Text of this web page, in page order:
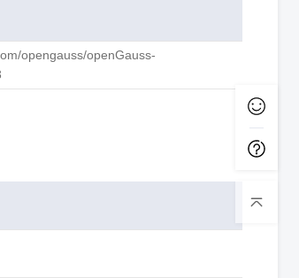
opengauss/openGauss-